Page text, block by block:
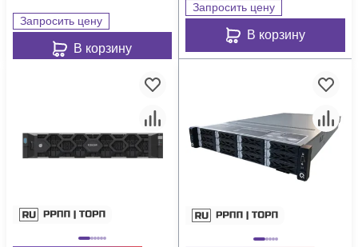
Запросить цену
В корзину
Запросить цену
В корзину